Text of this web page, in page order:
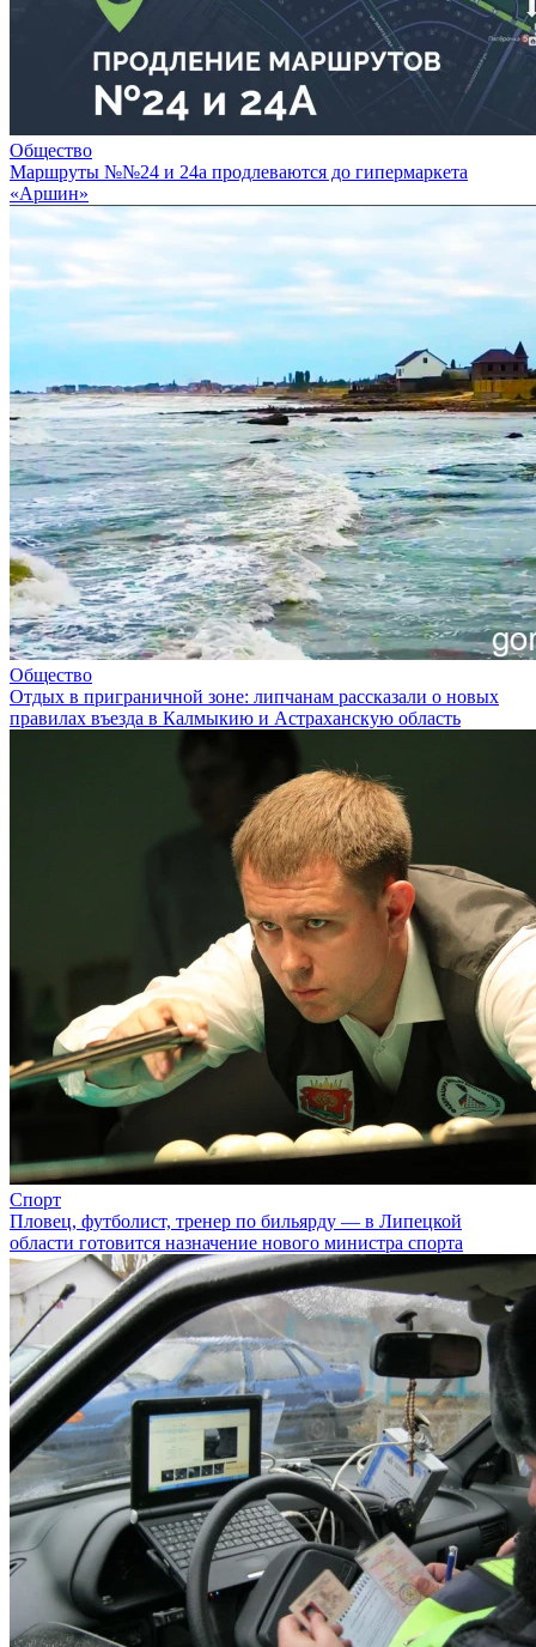
Общество
Маршруты №№24 и 24а продлеваются до гипермаркета
«Аршин»
Общество
Отдых в приграничной зоне: липчанам рассказали о новых
правилах въезда в Калмыкию и Астраханскую область
Спорт
Пловец, футболист, тренер по бильярду — в Липецкой
области готовится назначение нового министра спорта